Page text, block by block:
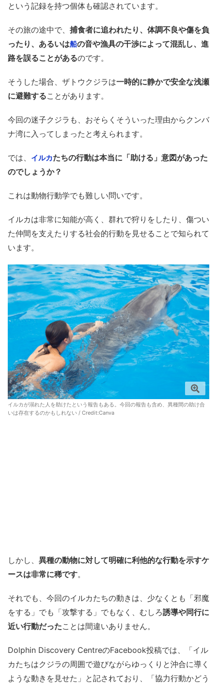
という記録を持つ個体も確認されています。
その旅の途中で、 捕食者に追われたり、体調不良や傷を負
ったり、あるいは船の音や漁具の干渉によって混乱し、進
路を誤ることがあるのです。
そうした場合、ザトウクジラは一時的に静かで安全な浅瀬
に避難することがあります。
今回の迷子クジラも、おそらくそういった理由からクンバ
ナ湾に入ってしまったと考えられます。
では、 イルカたちの行動は本当に「助ける」意図があった
のでしょうか？
これは動物行動学でも難しい問いです。
イルカは非常に知能が高く、群れで狩りをしたり、傷つい
た仲間を支えたりする社会的行動を見せることで知られて
います。
イルカが溺れた人を助けたという報告もある。今回の報告も含め、異種間の助け合
いは存在するのかもしれない / Credit:Canva
しかし、 異種の動物に対して明確に利他的な行動を示すケ
ースは非常に稀です。
それでも、今回のイルカたちの動きは、少なくとも「邪魔
をする」でも「攻撃する」でもなく、むしろ誘導や同行に
近い行動だったことは間違いありません。
Dolphin Discovery CentreのFacebook投稿では、「イル
カたちはクジラの周囲で遊びながらゆっくりと沖合に導く
ような動きを見せた」と記されており、「協力行動かどう